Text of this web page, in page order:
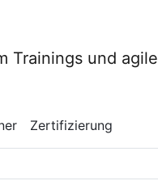
Zertifizierung